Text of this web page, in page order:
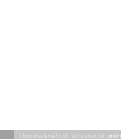
Персональный сайт пользователя